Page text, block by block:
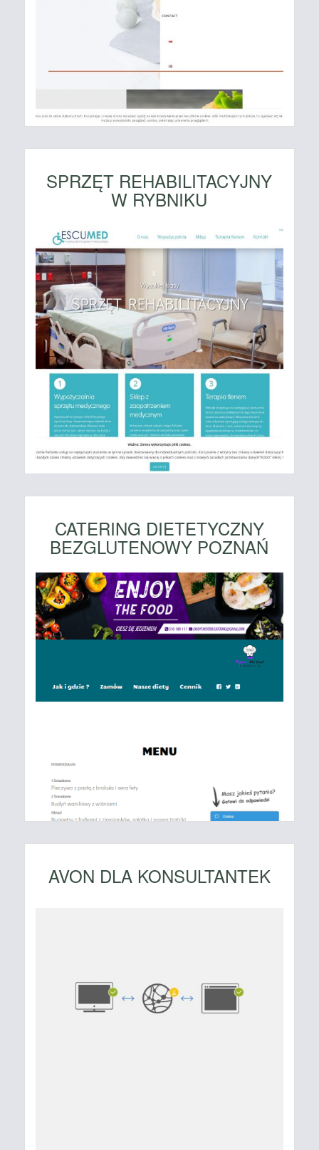
SPRZĘT REHABILITACYJNY
W RYBNIKU
CATERING DIETETYCZNY
BEZGLUTENOWY POZNAŃ
AVON DLA KONSULTANTEK